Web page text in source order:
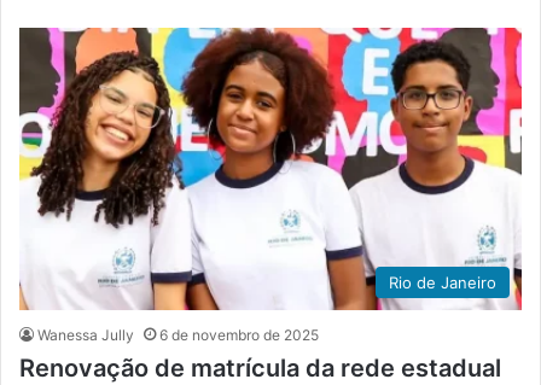
Rio de Janeiro
Wanessa Jully 6 de novembro de 2025
Renovação de matrícula da rede estadual